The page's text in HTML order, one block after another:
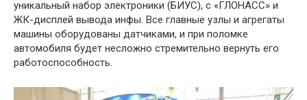
уникальный набор электроники (БИУС), с «ГЛОНАСС» и
ЖК-дисплей вывода инфы. Все главные узлы и агрегаты
машины оборудованы датчиками, и при поломке
автомобиля будет несложно стремительно вернуть его
работоспособность.